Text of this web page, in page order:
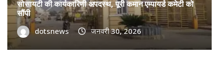
सोसायटी की कार्यकारिणी अपदस्थ, पूरी कमान एम्पायर्ड कमेटी को
सौंपी
dotsnews जनवरी 30, 2026